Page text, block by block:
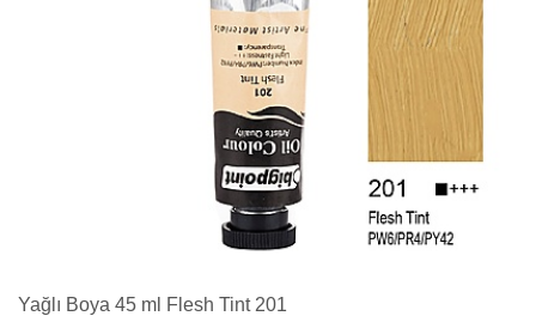
Yağlı Boya 45 ml Flesh Tint 201